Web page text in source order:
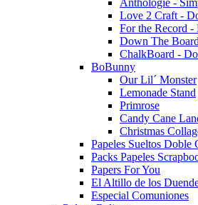
Love 2 Craft -
For the Record -
Down The
ChalkBoard -
BoBunny
Our Lil´ Monster
Lemonade Stand
Primrose
Candy Cane
Christmas
Papeles Sueltos Doble
Packs Papeles
Papers For You
El Altillo de los
Especial Comuniones